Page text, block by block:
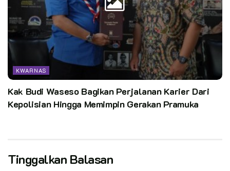
KWARNAS
Kak Budi Waseso Bagikan Perjalanan Karier Dari
Kepolisian Hingga Memimpin Gerakan Pramuka
Tinggalkan Balasan